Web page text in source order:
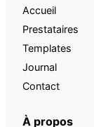
Accueil
Prestataires
Templates
Journal
Contact
À propos